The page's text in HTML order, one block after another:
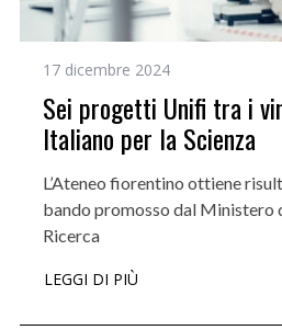
17 dicembre 2024
Sei progetti Unifi tra i
Italiano per la Scienza
L’Ateneo fiorentino ottiene
bando promosso dal Ministero
Ricerca
LEGGI DI PIÙ